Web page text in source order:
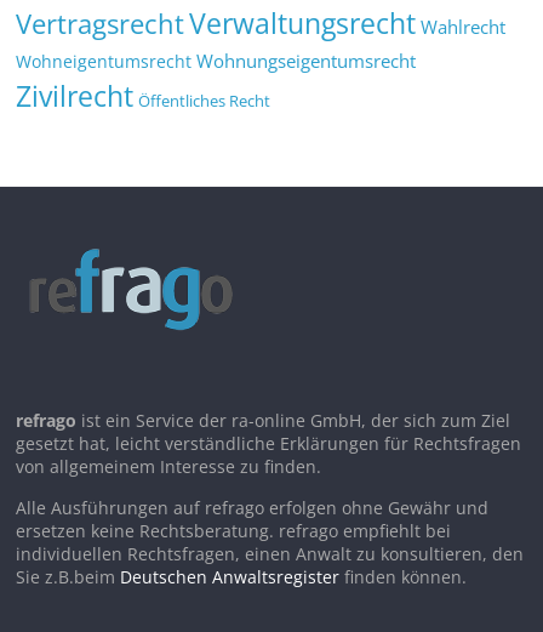
VertragsrechtVerwaltungsrecht Wahlrecht
Wohneigentumsrecht Wohnungseigentumsrecht
Zivilrecht Öffentliches Recht
refrago ist ein Service der ra-online GmbH, der sich zum Ziel
gesetzt hat, leicht verständliche Erklärungen für Rechtsfragen
von allgemeinem Interesse zu finden.
Alle Ausführungen auf refrago erfolgen ohne Gewähr und
ersetzen keine Rechtsberatung. refrago empfiehlt bei
individuellen Rechtsfragen, einen Anwalt zu konsultieren, den
Sie z.B.beim Deutschen Anwaltsregister finden können.